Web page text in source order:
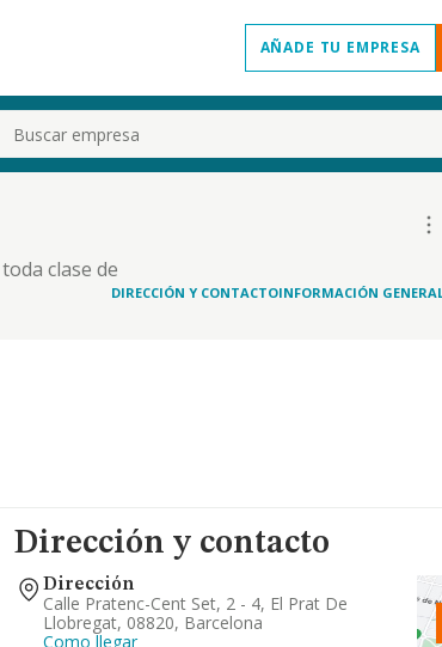
AÑADE TU EMPRESA
Buscar
clase de
DIRECCIÓN Y CONTACTOINFORMACIÓN
Dirección y contacto
Dirección
Calle Pratenc-Cent Set, 2 - 4, El Prat De
Llobregat, 08820, Barcelona
Como llegar